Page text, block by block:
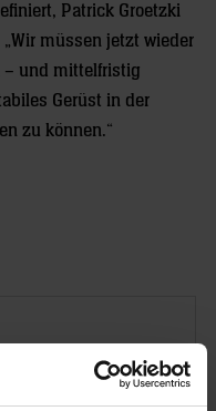
Patrick Groetzki
müssen jetzt wieder
– und mittelfristig
Gerüst in der
zu können.“
der Löwenwelt